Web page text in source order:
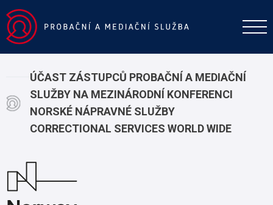
ÚČAST ZÁSTUPCŮ PROBAČNÍ A MEDIAČNÍ
SLUŽBY NA MEZINÁRODNÍ KONFERENCI
NORSKÉ NÁPRAVNÉ SLUŽBY
CORRECTIONAL SERVICES WORLD WIDE